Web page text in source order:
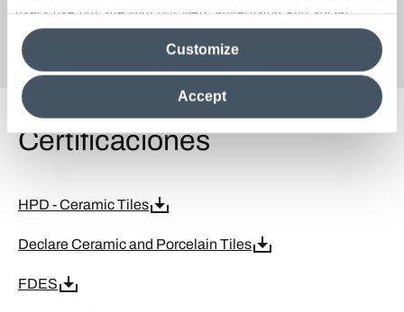
users use our site with our web, advertising and social
media analytics partners, who may combine itwith other
information in their possession. By closing this banner,
clicking on "Reject", it will be possible tocontinue browsing
the site after installing only technical cookies. For more
information see the
Cookie Policy
Accept
Customize
GrainStone_Stocked in the US 2025.02
Certificaciones
HPD - Ceramic Tiles
Declare Ceramic and Porcelain Tiles
FDES